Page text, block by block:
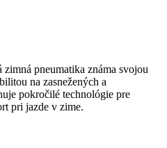
zimná pneumatika známa svojou
na zasnežených a
pokročilé technológie pre
pri jazde v zime.